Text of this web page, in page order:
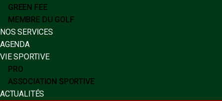
GREEN FEE
MEMBRE DU GOLF
NOS SERVICES
AGENDA
VIE SPORTIVE
PRO
ASSOCIATION SPORTIVE
ACTUALITÉS